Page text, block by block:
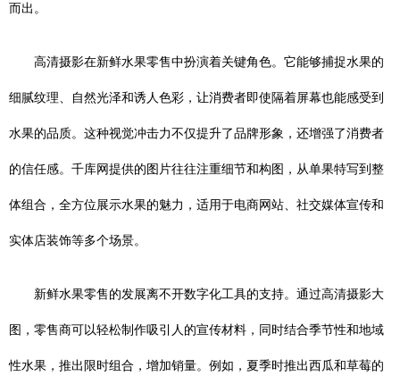
而出。
高清摄影在新鲜水果零售中扮演着关键角色。它能够捕捉水果的
细腻纹理、自然光泽和诱人色彩，让消费者即使隔着屏幕也能感受到
水果的品质。这种视觉冲击力不仅提升了品牌形象，还增强了消费者
的信任感。千库网提供的图片往往注重细节和构图，从单果特写到整
体组合，全方位展示水果的魅力，适用于电商网站、社交媒体宣传和
实体店装饰等多个场景。
新鲜水果零售的发展离不开数字化工具的支持。通过高清摄影大
图，零售商可以轻松制作吸引人的宣传材料，同时结合季节性和地域
性水果，推出限时组合，增加销量。例如，夏季时推出西瓜和草莓的